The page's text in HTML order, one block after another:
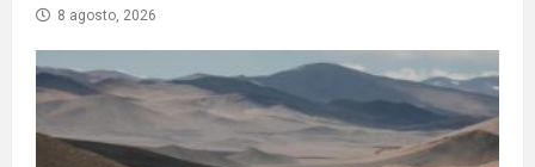
8 agosto, 2026